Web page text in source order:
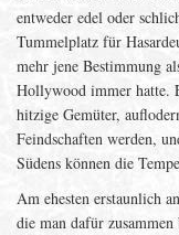
entweder edel oder
Tummelplatz für
mehr jene Bestimmung
Hollywood immer hatte.
hitzige Gemüter,
Feindschaften werden,
Südens können die
Am ehesten erstaunlich
die man dafür